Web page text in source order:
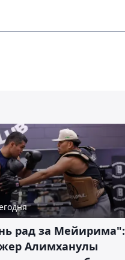
рад за Мейирима":
Алимханулы